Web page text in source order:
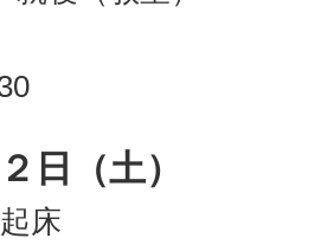
日（土）
床